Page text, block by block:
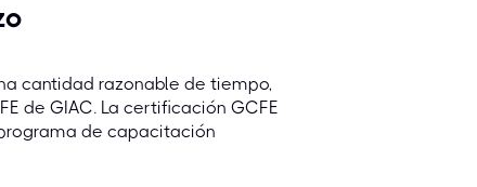
cantidad razonable de tiempo,
de GIAC. La certificación GCFE
de capacitación